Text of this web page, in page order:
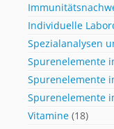
Individuelle
Spezialanalysen
Spurenelemente
Spurenelemente
Spurenelemente
Vitamine (18)